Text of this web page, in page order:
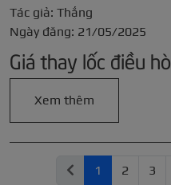
Tác giả: Thắng
Ngày đăng: 21/05/2025
Giá thay lốc điều
Xem thêm
1 2 3